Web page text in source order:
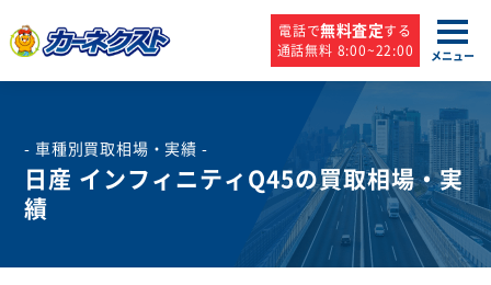
電話で無料査定する
通話無料 8:00~22:00
メニュー
- 車種別買取相場・実績 -
日産 インフィニティQ45の買取相場・実
績